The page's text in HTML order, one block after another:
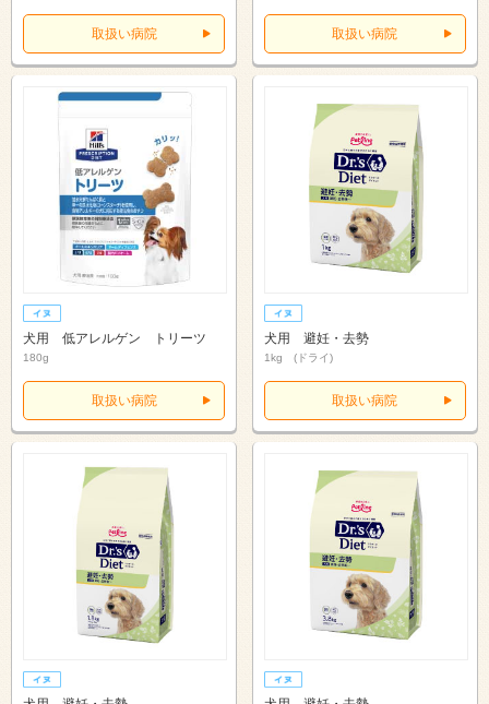
取扱い病院 取扱い病院
犬用 低アレルゲン トリーツ
180g
取扱い病院
犬用 避妊・去勢
1kg (ドライ)
取扱い病院